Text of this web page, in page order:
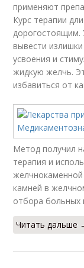
применяют
Курс терапии
дорогостоящим.
вывести
усвоения и
жидкую желчь.
избавиться от
Метод получил
терапия и
камней в
отбора больных
Читать дальше